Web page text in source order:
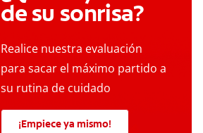
de su sonrisa?
Realice nuestra evaluación
para sacar el máximo partido a
su rutina de cuidado
¡Empiece ya mismo!